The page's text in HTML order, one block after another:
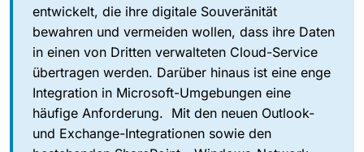
entwickelt, die ihre digitale Souveränität
bewahren und vermeiden wollen, dass ihre Daten
in einen von Dritten verwalteten Cloud-Service
übertragen werden. Darüber hinaus ist eine enge
Integration in Microsoft-Umgebungen eine
häufige Anforderung. Mit den neuen Outlook-
und Exchange-Integrationen sowie den